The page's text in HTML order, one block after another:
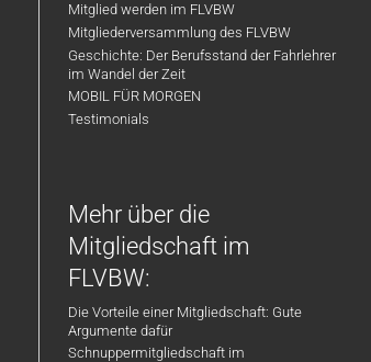
Mitglied werden im FLVBW
Mitgliederversammlung des FLVBW
Geschichte: Der Berufsstand der Fahrlehrer
im Wandel der Zeit
MOBIL FÜR MORGEN
Testimonials
Mehr über die
Mitgliedschaft im
FLVBW:
Die Vorteile einer Mitgliedschaft: Gute
Argumente dafür
Schnuppermitgliedschaft im